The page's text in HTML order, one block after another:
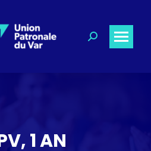
Recherche
1 AN